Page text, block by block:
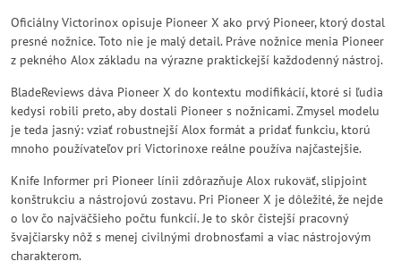
Oficiálny Victorinox opisuje Pioneer X ako prvý Pioneer, ktorý dostal
presné nožnice. Toto nie je malý detail. Práve nožnice menia Pioneer
z pekného Alox základu na výrazne praktickejší každodenný nástroj.
BladeReviews dáva Pioneer X do kontextu modifikácií, ktoré si ľudia
kedysi robili preto, aby dostali Pioneer s nožnicami. Zmysel modelu
je teda jasný: vziať robustnejší Alox formát a pridať funkciu, ktorú
mnoho používateľov pri Victorinoxe reálne používa najčastejšie.
Knife Informer pri Pioneer línii zdôrazňuje Alox rukoväť, slipjoint
konštrukciu a nástrojovú zostavu. Pri Pioneer X je dôležité, že nejde
o lov čo najväčšieho počtu funkcií. Je to skôr čistejší pracovný
švajčiarsky nôž s menej civilnými drobnosťami a viac nástrojovým
charakterom.